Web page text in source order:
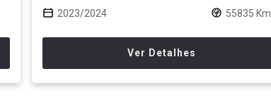
2023/2024 55835 Km
Ver Detalhes